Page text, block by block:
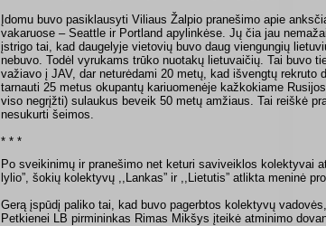
Įdomu buvo pasiklausyti Viliaus Žalpio pranešimo apie
vakaruose – Seattle ir Portland apylinkėse. Jų čia jau
įstrigo tai, kad daugelyje vietovių buvo daug viengungių
nebuvo. Todėl vyrukams trūko nuotakų lietuvaičių. Tai buvo
važiavo į JAV, dar neturėdami 20 metų, kad išvengtų rekruto
tarnauti 25 metus okupantų kariuomenėje kažkokiame
viso negrįžti) sulaukus beveik 50 metų amžiaus. Tai reiškė
nesukurti šeimos.
* * *
Po sveikinimų ir pranešimo net keturi saviveiklos kolektyvai
lylio”, šokių kolektyvų ,,Lankas” ir ,,Lietutis” atlikta meninė
Gerą įspūdį paliko tai, kad buvo pagerbtos kolektyvų
Petkienei LB pirmininkas Rimas Mikšys įteikė atminimo